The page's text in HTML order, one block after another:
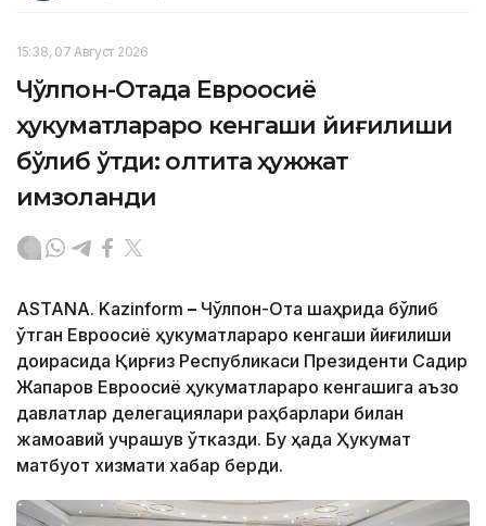
15:38, 07 Август 2026
Чўлпон-Отада Евроосиё
ҳукуматлараро кенгаши йиғилиши
бўлиб ўтди: олтита ҳужжат
имзоланди
ASTANA. Kazinform – Чўлпон-Ота шаҳрида бўлиб
ўтган Евроосиё ҳукуматлараро кенгаши йиғилиши
доирасида Қирғиз Республикаси Президенти Садир
Жапаров Евроосиё ҳукуматлараро кенгашига аъзо
давлатлар делегациялари раҳбарлари билан
жамоавий учрашув ўтказди. Бу ҳақда Ҳукумат
матбуот хизмати хабар берди.